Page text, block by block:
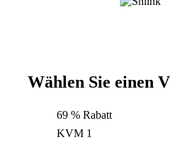
Wählen Sie einen
69 % Rabatt
KVM 1